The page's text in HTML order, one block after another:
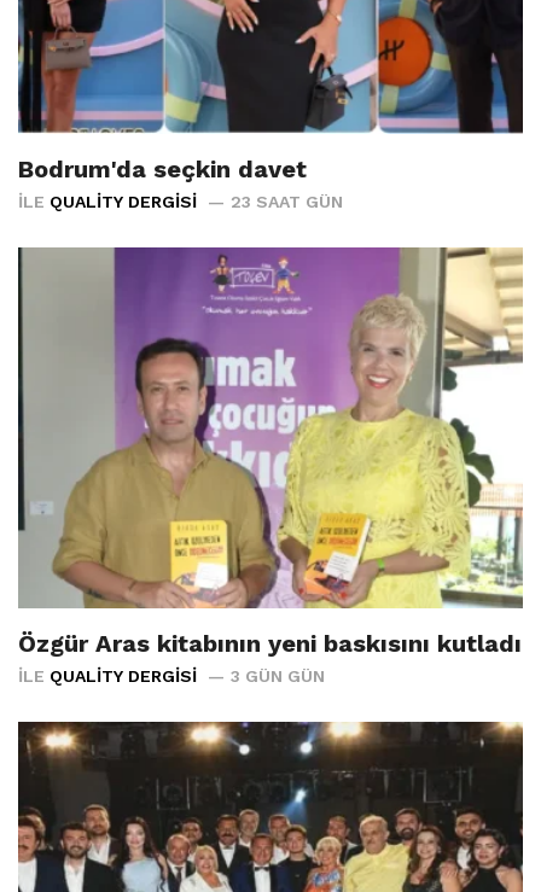
Bodrum'da seçkin davet
İLE QUALITY DERGISI 23 SAAT GÜN
Özgür Aras kitabının yeni baskısını kutladı
İLE QUALITY DERGISI 3 GÜN GÜN